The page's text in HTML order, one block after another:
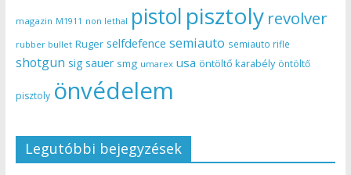
magazin M1911 non lethal pistol pisztoly revolver
rubber bullet Ruger selfdefence semiauto semiauto rifle
shotgun sig sauer smg umarex usa öntöltő karabély öntöltő
pisztoly önvédelem
Legutóbbi bejegyzések